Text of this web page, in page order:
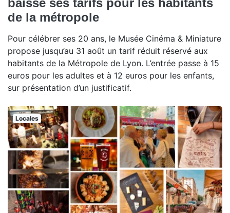
baisse ses tarifs pour les habitants
de la métropole
Pour célébrer ses 20 ans, le Musée Cinéma & Miniature
propose jusqu’au 31 août un tarif réduit réservé aux
habitants de la Métropole de Lyon. L’entrée passe à 15
euros pour les adultes et à 12 euros pour les enfants,
sur présentation d’un justificatif.
Locales